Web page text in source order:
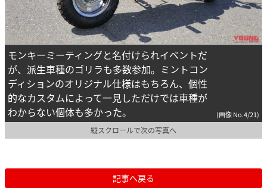
モンキーミーティングと名付けられイベントだ
が、派生車種のゴリラも多数参加。ミントコン
ディションのオリジナル仕様はもちろん、個性
的なカスタムによって一見しただけでは車種が
わからない個体も多かった。
(画像 No.4/21)
縦スクロールで次の写真へ
記事へ戻る